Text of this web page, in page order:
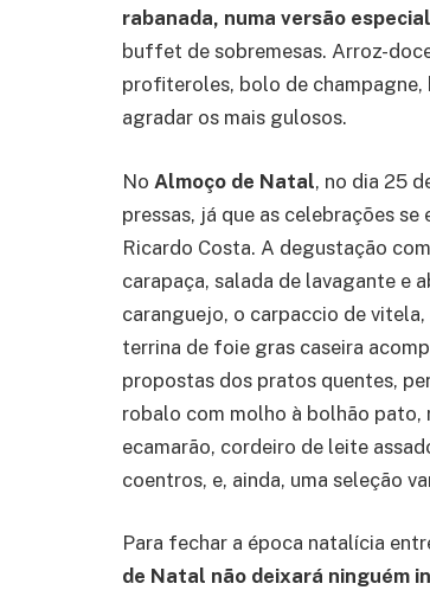
rabanada, numa versão
buffet de sobremesas. Arroz-
profiteroles, bolo de
agradar os mais gulosos.
No Almoço de Natal, no dia 25
pressas, já que as celebrações
Ricardo Costa. A degustação
carapaça, salada de lavagante e
caranguejo, o carpaccio de
terrina de foie gras caseira
propostas dos pratos quentes,
robalo com molho à bolhão pato,
ecamarão, cordeiro de leite
coentros, e, ainda, uma seleção
Para fechar a época natalícia
de Natal não deixará ninguém